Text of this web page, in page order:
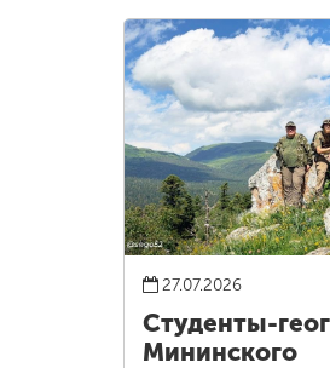
27.07.2026
Студенты-
Мининского